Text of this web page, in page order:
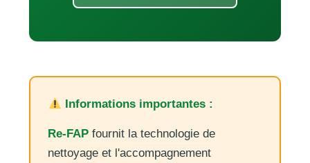
Informations importantes :
Re-FAP fournit la technologie de
nettoyage et l'accompagnement